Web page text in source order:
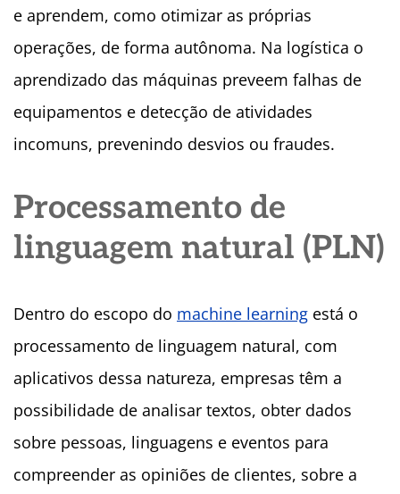
e aprendem, como otimizar as próprias
operações, de forma autônoma. Na logística o
aprendizado das máquinas preveem falhas de
equipamentos e detecção de atividades
incomuns, prevenindo desvios ou fraudes.
Processamento de
linguagem natural (PLN)
Dentro do escopo do machine learning está o
processamento de linguagem natural, com
aplicativos dessa natureza, empresas têm a
possibilidade de analisar textos, obter dados
sobre pessoas, linguagens e eventos para
compreender as opiniões de clientes, sobre a